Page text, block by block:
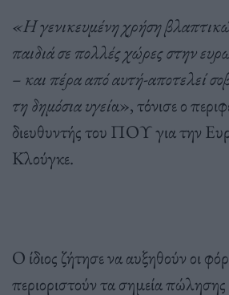
«Η γενικευμένη χρήση
παιδιά σε πολλές χώρες στην
– και πέρα από αυτή-αποτελεί
τη δημόσια υγεία», τόνισε ο
διευθυντής του ΠΟΥ για την
Κλούγκε.
Ο ίδιος ζήτησε να αυξηθούν οι
περιοριστούν τα σημεία πώλησης